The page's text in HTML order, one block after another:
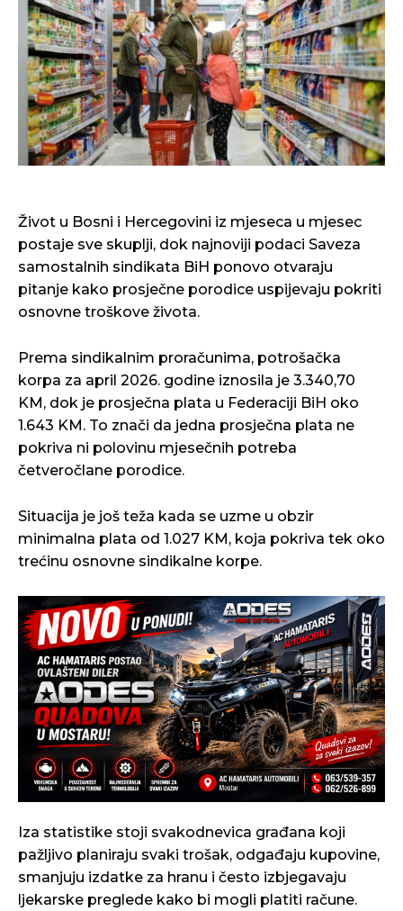
Život u Bosni i Hercegovini iz mjeseca u mjesec
postaje sve skuplji, dok najnoviji podaci Saveza
samostalnih sindikata BiH ponovo otvaraju
pitanje kako prosječne porodice uspijevaju pokriti
osnovne troškove života.
Prema sindikalnim proračunima, potrošačka
korpa za april 2026. godine iznosila je 3.340,70
KM, dok je prosječna plata u Federaciji BiH oko
1.643 KM. To znači da jedna prosječna plata ne
pokriva ni polovinu mjesečnih potreba
četveročlane porodice.
Situacija je još teža kada se uzme u obzir
minimalna plata od 1.027 KM, koja pokriva tek oko
trećinu osnovne sindikalne korpe.
Iza statistike stoji svakodnevica građana koji
pažljivo planiraju svaki trošak, odgađaju kupovine,
smanjuju izdatke za hranu i često izbjegavaju
ljekarske preglede kako bi mogli platiti račune.